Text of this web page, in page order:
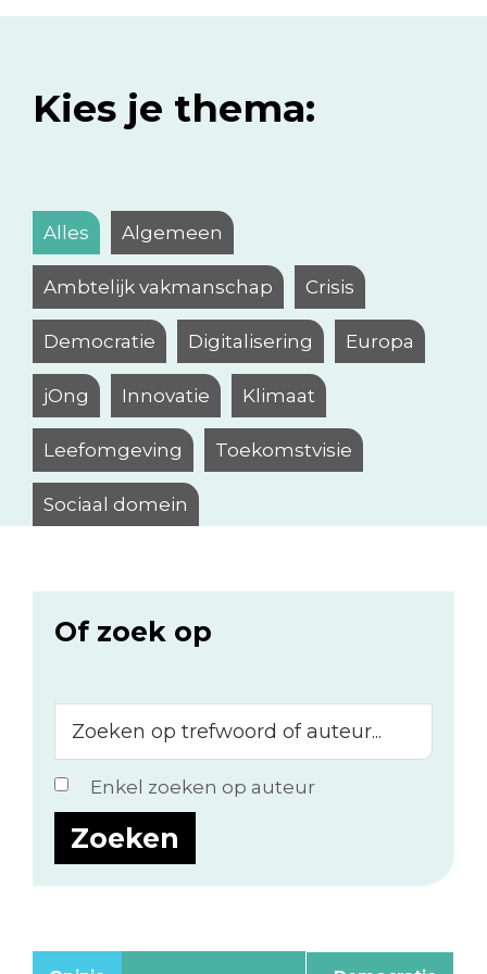
Kies je thema:
Alles Algemeen
Ambtelijk vakmanschap Crisis
Democratie Digitalisering Europa
jOng Innovatie Klimaat
Leefomgeving Toekomstvisie
Sociaal domein
Of zoek op
op
trefwoord
of
auteur...
Enkel zoeken op auteur